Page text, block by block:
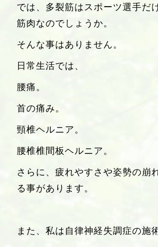
では、多裂筋はスポーツ選手だ
筋肉なのでしょうか。
そんな事はありません。
日常生活では、
腰痛。
首の痛み。
頸椎ヘルニア。
腰椎椎間板ヘルニア。
さらに、疲れやすさや姿勢の崩
る事があります。
また、私は自律神経失調症の施